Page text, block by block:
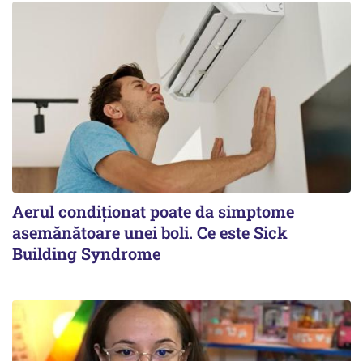
Aerul condiționat poate da simptome
asemănătoare unei boli. Ce este Sick
Building Syndrome